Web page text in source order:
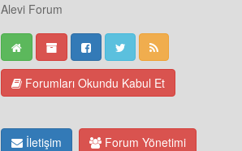
Alevi Forum
Forumları Okundu Kabul Et
İletişim Forum Yönetimi